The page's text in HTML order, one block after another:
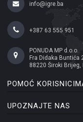
info@igre.ba
+387 63 555 951
PONUDA MP d.o.o.
Fra Didaka Buntića
88220 Široki Brijeg,
POMOĆ
UPOZNAJTE NAS